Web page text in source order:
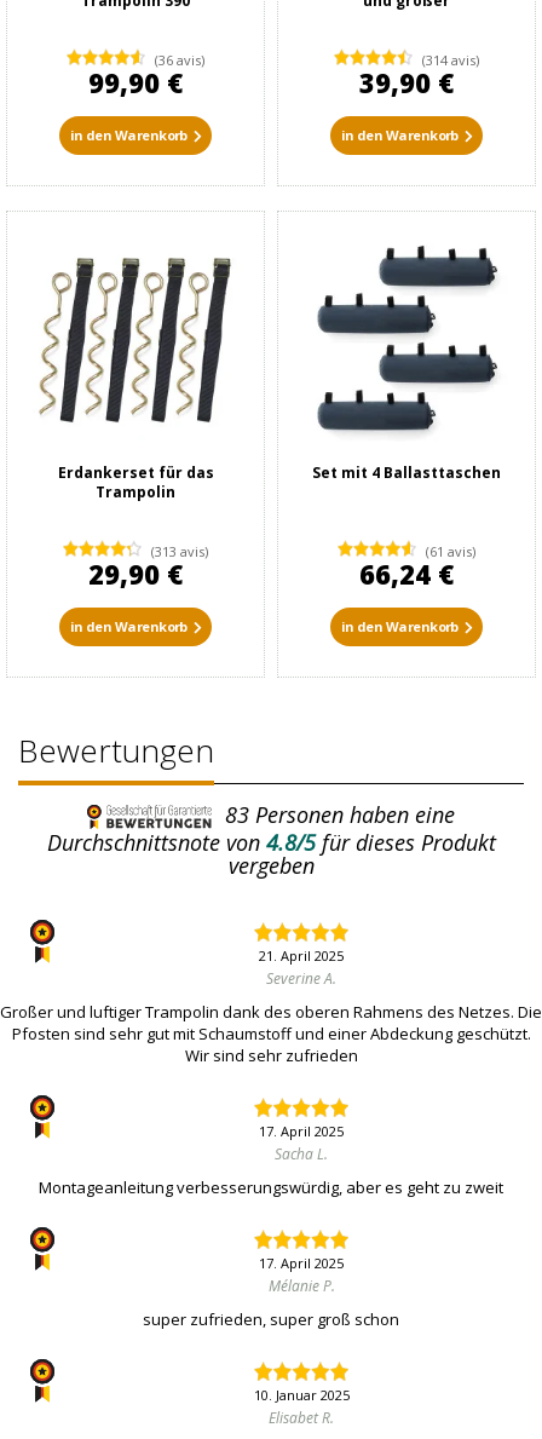
(36 avis)
99,90 €
in den Warenkorb
(314 avis)
39,90 €
in den Warenkorb
Erdankerset für das
Trampolin
(313 avis)
29,90 €
in den Warenkorb
Set mit 4 Ballasttaschen
(61 avis)
66,24 €
in den Warenkorb
Bewertungen
83 Personen haben eine
Durchschnittsnote von4.8/5für dieses Produkt
vergeben
21. April 2025
Severine A.
Großer und luftiger Trampolin dank des oberen Rahmens des Netzes. Die
Pfosten sind sehr gut mit Schaumstoff und einer Abdeckung geschützt.
Wir sind sehr zufrieden
17. April 2025
Sacha L.
Montageanleitung verbesserungswürdig, aber es geht zu zweit
17. April 2025
Mélanie P.
super zufrieden, super groß schon
10. Januar 2025
Elisabet R.